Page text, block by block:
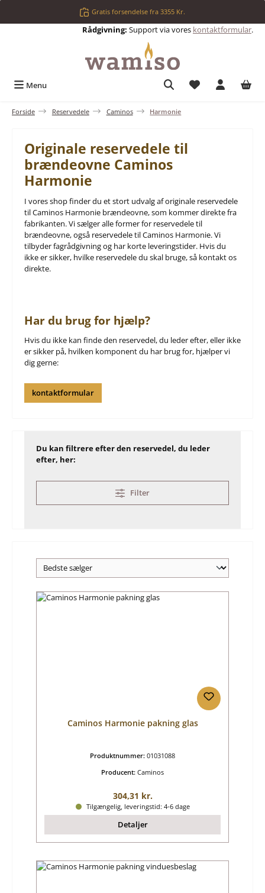
Gratis forsendelse fra 3355 Kr.
Rådgivning: Support via vores kontaktformular.
Menu Du har 0
Forside Reservedele Caminos Harmonie
Originale reservedele til
brændeovne Caminos
Harmonie
I vores shop finder du et stort udvalg af originale reservedele
til Caminos Harmonie brændeovne, som kommer direkte fra
fabrikanten. Vi sælger alle former for reservedele til
brændeovne, også reservedele til Caminos Harmonie. Vi
tilbyder fagrådgivning og har korte leveringstider. Hvis du
ikke er sikker, hvilke reservedele du skal bruge, så kontakt os
direkte.
Har du brug for hjælp?
Hvis du ikke kan finde den reservedel, du leder efter, eller ikke
er sikker på, hvilken komponent du har brug for, hjælper vi
dig gerne:
kontaktformular
Du kan filtrere efter den reservedel, du leder
efter, her:
Filter
Caminos Harmonie pakning glas
Produktnummer: 01031088
Producent: Caminos
Almindelig pris:
304,31 kr.
Tilgængelig, leveringstid: 4-6 dage
Detaljer